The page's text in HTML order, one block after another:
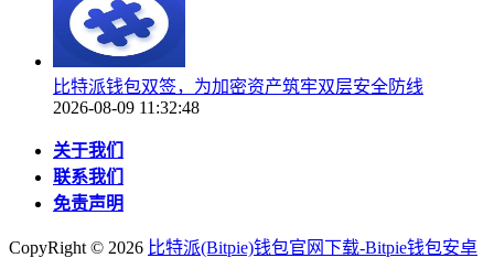
比特派钱包双签，为加密资产筑牢双层安全防线
2026-08-09 11:32:48
关于我们
联系我们
免责声明
CopyRight © 2026 比特派(Bitpie)钱包官网下载-Bitpie钱包安卓